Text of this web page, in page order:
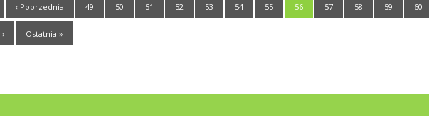
‹ Poprzednia 49 50 51 52 53 54 55 56 57 58 59 60
Ostatnia »